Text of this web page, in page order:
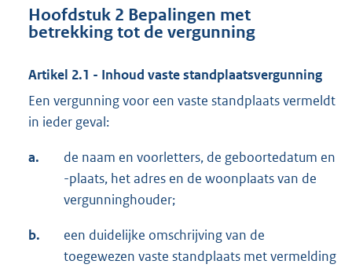
Hoofdstuk 2 Bepalingen met
betrekking tot de vergunning
Artikel 2.1 - Inhoud vaste standplaatsvergunning
Een vergunning voor een vaste standplaats vermeldt
in ieder geval:
a.
de naam en voorletters, de geboortedatum en
-plaats, het adres en de woonplaats van de
vergunninghouder;
b.
een duidelijke omschrijving van de
toegewezen vaste standplaats met vermelding